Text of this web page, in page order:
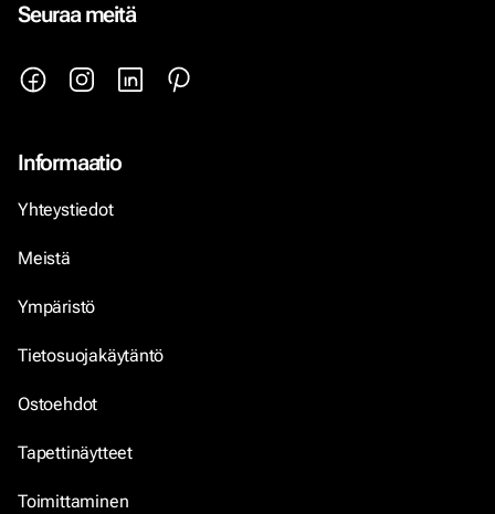
Seuraa meitä
Informaatio
Yhteystiedot
Meistä
Ympäristö
Tietosuojakäytäntö
Ostoehdot
Tapettinäytteet
Toimittaminen